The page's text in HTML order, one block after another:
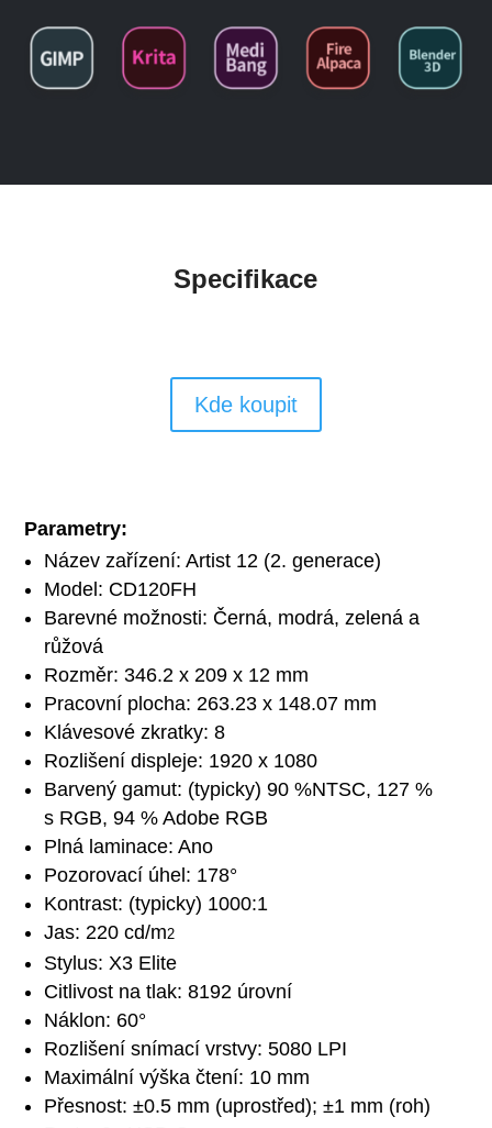
Specifikace
Kde koupit
Parametry:
Název zařízení: Artist 12 (2. generace)
Model: CD120FH
Barevné možnosti: Černá, modrá, zelená a
růžová
Rozměr: 346.2 x 209 x 12 mm
Pracovní plocha: 263.23 x 148.07 mm
Klávesové zkratky: 8
Rozlišení displeje: 1920 x 1080
Barvený gamut: (typicky) 90 %NTSC, 127 %
s RGB, 94 % Adobe RGB
Plná laminace: Ano
Pozorovací úhel: 178°
Kontrast: (typicky) 1000:1
Jas: 220 cd/m2
Stylus: X3 Elite
Citlivost na tlak: 8192 úrovní
Náklon: 60°
Rozlišení snímací vrstvy: 5080 LPI
Maximální výška čtení: 10 mm
Přesnost: ±0.5 mm (uprostřed); ±1 mm (roh)